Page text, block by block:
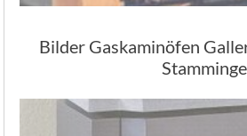
Bilder Gaskaminöfen